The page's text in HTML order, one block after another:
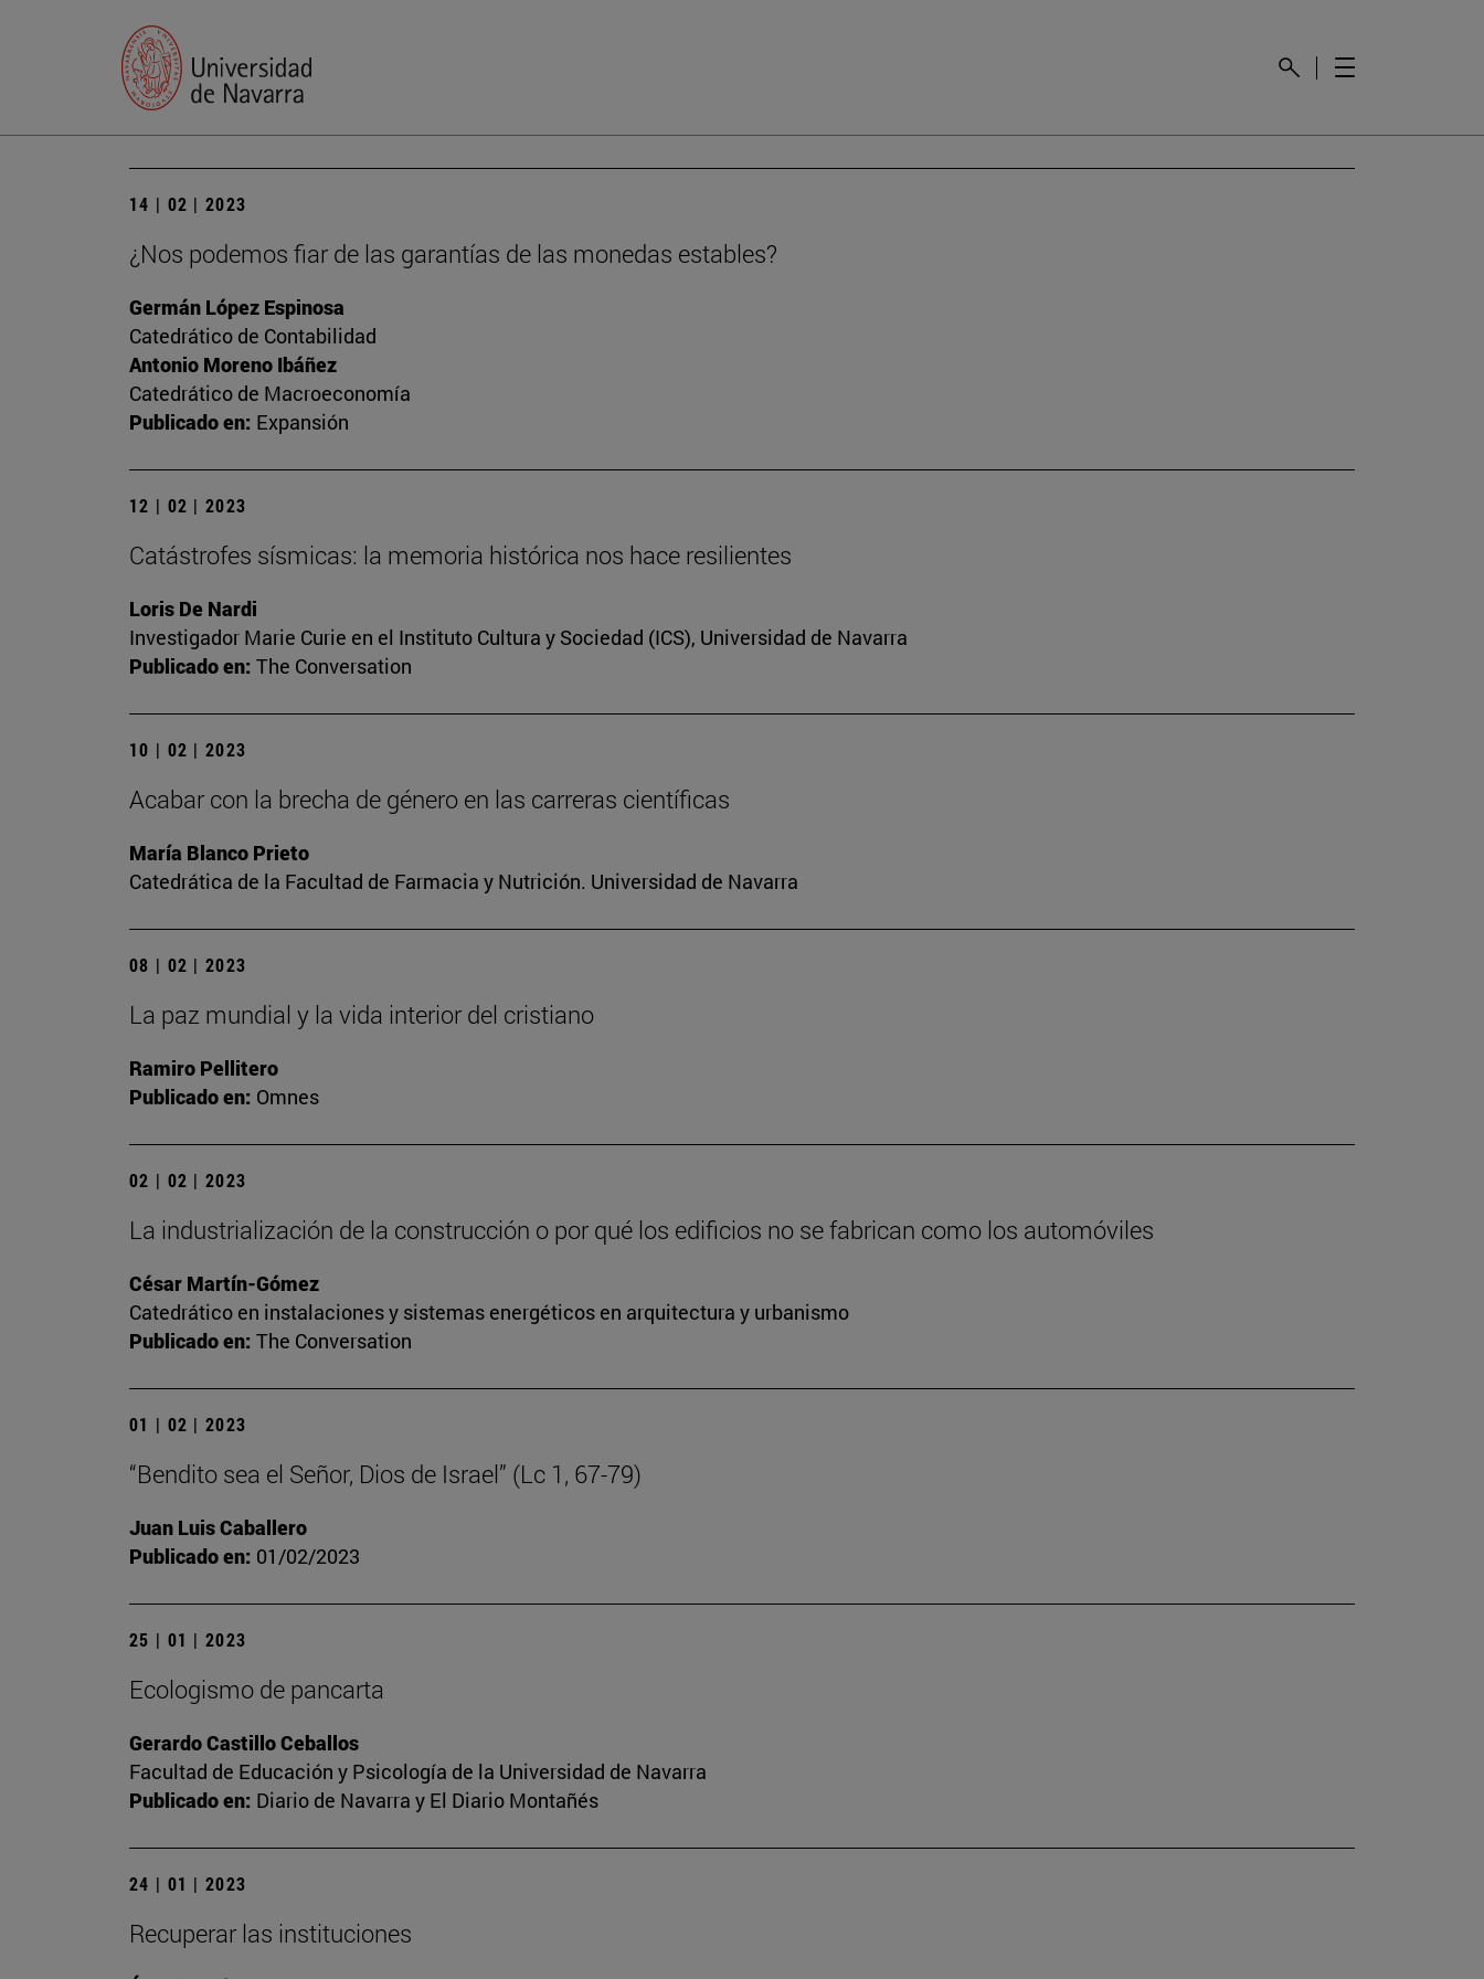
14 | 02 | 2023
¿Nos podemos fiar de las garantías de las monedas estables?
Germán López Espinosa
Catedrático de Contabilidad
Antonio Moreno Ibáñez
Catedrático de Macroeconomía
Publicado en: Expansión
12 | 02 | 2023
Catástrofes sísmicas: la memoria histórica nos hace resilientes
Loris De Nardi
Investigador Marie Curie en el Instituto Cultura y Sociedad (ICS), Universidad de Navarra
Publicado en: The Conversation
10 | 02 | 2023
Acabar con la brecha de género en las carreras científicas
María Blanco Prieto
Catedrática de la Facultad de Farmacia y Nutrición. Universidad de Navarra
08 | 02 | 2023
La paz mundial y la vida interior del cristiano
Ramiro Pellitero
Publicado en: Omnes
02 | 02 | 2023
La industrialización de la construcción o por qué los edificios no se fabrican como los automóviles
César Martín-Gómez
Catedrático en instalaciones y sistemas energéticos en arquitectura y urbanismo
Publicado en: The Conversation
01 | 02 | 2023
“Bendito sea el Señor, Dios de Israel” (Lc 1, 67-79)
Juan Luis Caballero
Publicado en: 01/02/2023
25 | 01 | 2023
Ecologismo de pancarta
Gerardo Castillo Ceballos
Facultad de Educación y Psicología de la Universidad de Navarra
Publicado en: Diario de Navarra y El Diario Montañés
24 | 01 | 2023
Recuperar las instituciones